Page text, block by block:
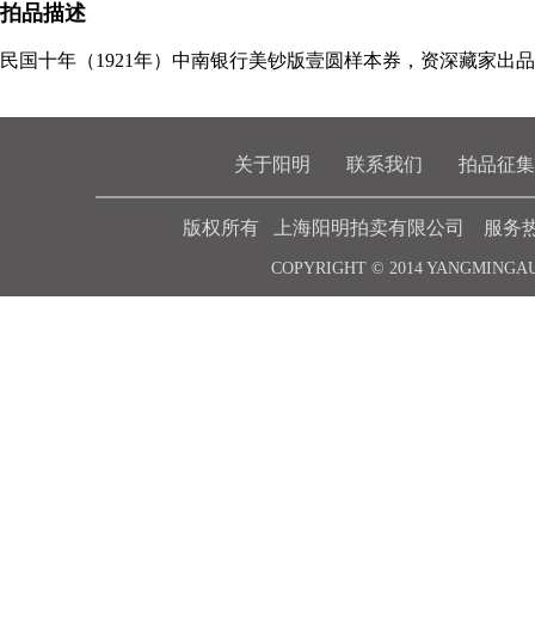
拍品描述
民国十年（1921年）中南银行美钞版壹圆样本券，资深藏家出
关于阳明 联系我们 拍品征集
版权所有 上海阳明拍卖有限公司 服务
COPYRIGHT © 2014